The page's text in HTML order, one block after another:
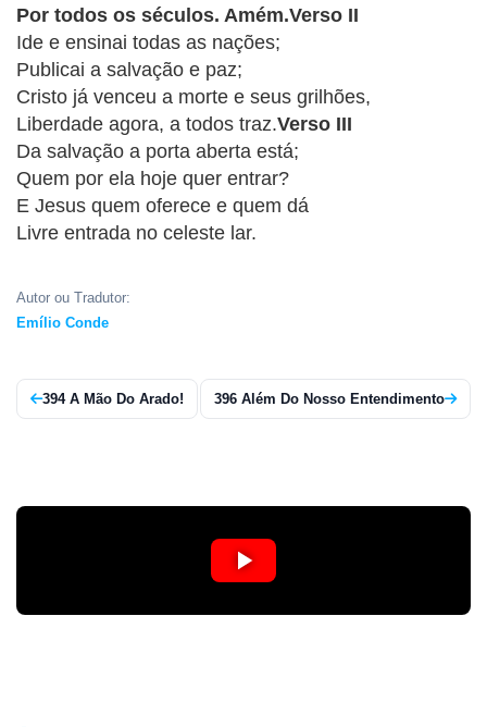
MUSICAL
MINI
DOC
REVIEW
PLAYBACK
DA
HARPA
LISTAS
Por todos os séculos. Amém.Verso II
Ide e ensinai todas as nações;
Publicai a salvação e paz;
Cristo já venceu a morte e seus grilhões,
Liberdade agora, a todos traz.Verso III
Da salvação a porta aberta está;
Quem por ela hoje quer entrar?
E Jesus quem oferece e quem dá
Livre entrada no celeste lar.
Autor ou Tradutor:
Emílio Conde
394 A Mão Do Arado! 396 Além Do Nosso Entendimento